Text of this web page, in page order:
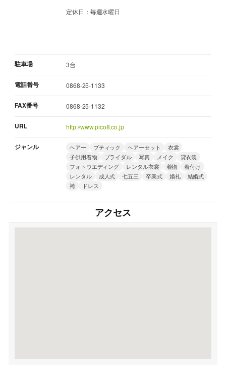
定休日：毎週水曜日
駐車場 3台
電話番号 0868-25-1133
FAX番号 0868-25-1132
URL http://www.pico8.co.jp
ジャンル ヘアー ブティック ヘアーセット
衣裳
子供用着物
ブライダル 写真 メイク
貸衣装
フォトウエディング
レンタル衣裳 着物
着付け
レンタル
成人式 七五三 卒業式 婚礼
結婚式
袴
ドレス
アクセス